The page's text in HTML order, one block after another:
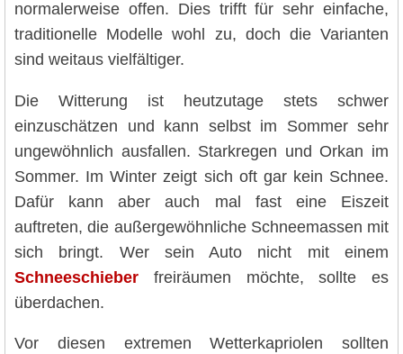
normalerweise offen. Dies trifft für sehr einfache,
traditionelle Modelle wohl zu, doch die Varianten
sind weitaus vielfältiger.
Die Witterung ist heutzutage stets schwer
einzuschätzen und kann selbst im Sommer sehr
ungewöhnlich ausfallen. Starkregen und Orkan im
Sommer. Im Winter zeigt sich oft gar kein Schnee.
Dafür kann aber auch mal fast eine Eiszeit
auftreten, die außergewöhnliche Schneemassen mit
sich bringt. Wer sein Auto nicht mit einem
Schneeschieber freiräumen möchte, sollte es
überdachen.
Vor diesen extremen Wetterkapriolen sollten